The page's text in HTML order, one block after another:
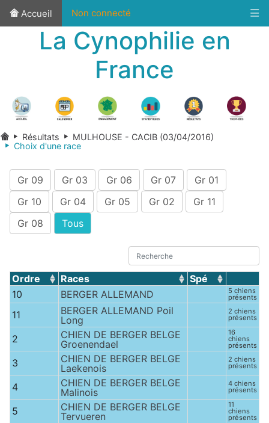
Accueil Non connecté
La Cynophilie en
France
Résultats
MULHOUSE - CACIB (03/04/2016)
Choix d'une race
Gr 09 Gr 03 Gr 06 Gr 07
Gr 01
Gr 10
Gr 04 Gr 05 Gr 02
Gr 11
Gr 08
Tous
Ordre Races
Spé
10
BERGER ALLEMAND 5 chiens
présents
11
BERGER ALLEMAND Poil
Long
2 chiens
présents
2
CHIEN DE BERGER BELGE
Groenendael
16
chiens
présents
3
CHIEN DE BERGER BELGE
Laekenois
2 chiens
présents
4
CHIEN DE BERGER BELGE
Malinois
4 chiens
présents
5
CHIEN DE BERGER BELGE
Tervueren
11
chiens
présents